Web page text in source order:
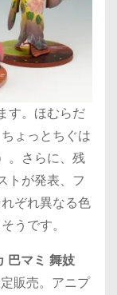
す。ほむらだ
ょっとちぐは
。さらに、残
トが発表、フ
ぞれ異なる色
うです。
巴マミ 舞妓
販売。アニプ